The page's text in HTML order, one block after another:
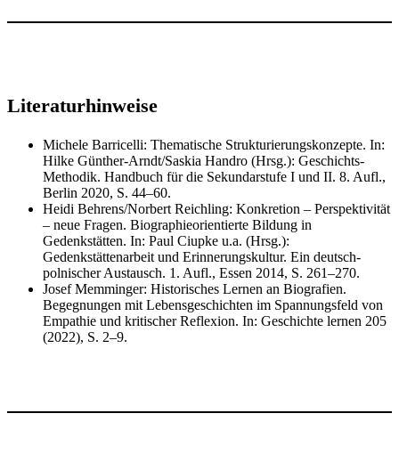
Literaturhinweise
Michele Barricelli: Thematische Strukturierungskonzepte. In:
Hilke Günther-Arndt/Saskia Handro (Hrsg.): Geschichts-
Methodik. Handbuch für die Sekundarstufe I und II. 8. Aufl.,
Berlin 2020, S. 44–60.
Heidi Behrens/Norbert Reichling: Konkretion – Perspektivität
– neue Fragen. Biographieorientierte Bildung in
Gedenkstätten. In: Paul Ciupke u.a. (Hrsg.):
Gedenkstättenarbeit und Erinnerungskultur. Ein deutsch-
polnischer Austausch. 1. Aufl., Essen 2014, S. 261–270.
Josef Memminger: Historisches Lernen an Biografien.
Begegnungen mit Lebensgeschichten im Spannungsfeld von
Empathie und kritischer Reflexion. In: Geschichte lernen 205
(2022), S. 2–9.